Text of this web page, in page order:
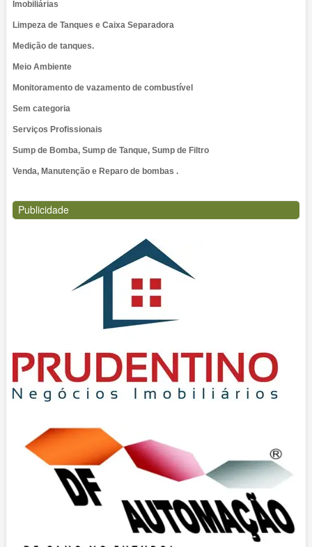
Imobiliárias
Limpeza de Tanques e Caixa Separadora
Medição de tanques.
Meio Ambiente
Monitoramento de vazamento de combustível
Sem categoria
Serviços Profissionais
Sump de Bomba, Sump de Tanque, Sump de Filtro
Venda, Manutenção e Reparo de bombas .
Publicidade